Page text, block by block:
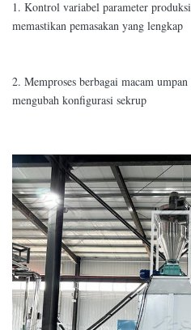
1. Kontrol variabel parameter
memastikan pemasakan yang lengkap
2. Memproses berbagai macam
mengubah konfigurasi sekrup